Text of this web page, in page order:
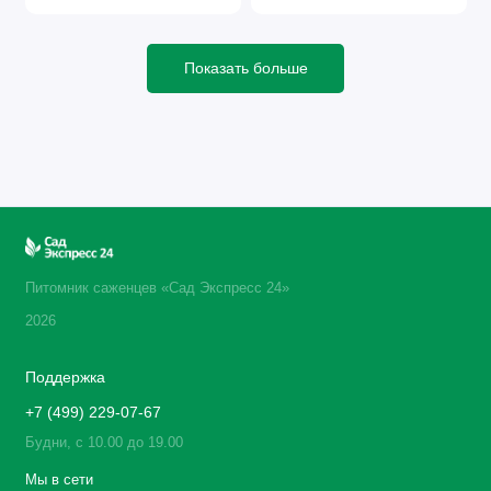
Показать больше
Питомник саженцев «Сад Экспресс 24»
2026
Поддержка
+7 (499) 229-07-67
Будни, с 10.00 до 19.00
Мы в сети